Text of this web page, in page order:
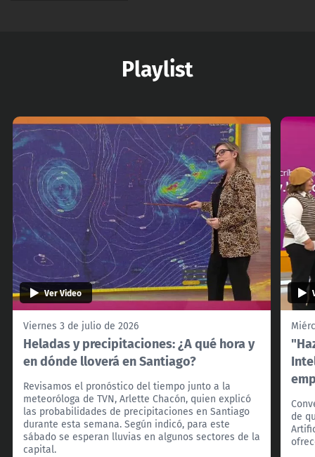
Playlist
Ver Video
Viernes 3 de julio de 2026
Heladas y precipitaciones: ¿A qué hora y
en dónde lloverá en Santiago?
Revisamos el pronóstico del tiempo junto a la
meteoróloga de TVN, Arlette Chacón, quien explicó
las probabilidades de precipitaciones en Santiago
durante esta semana. Según indicó, para este
sábado se esperan lluvias en algunos sectores de la
capital.
de